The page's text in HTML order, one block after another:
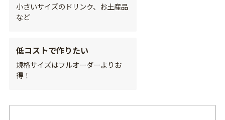
小さいサイズのドリンク、お土産品
など
低コストで作りたい
規格サイズはフルオーダーよりお
得！